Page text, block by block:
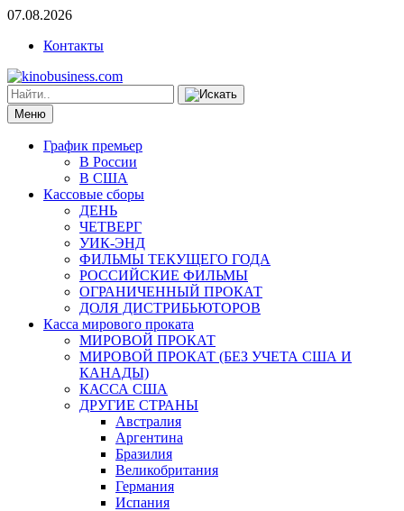
07.08.2026
Контакты
Меню
График премьер
В России
В США
Кассовые сборы
ДЕНЬ
ЧЕТВЕРГ
УИК-ЭНД
ФИЛЬМЫ ТЕКУЩЕГО ГОДА
РОССИЙСКИЕ ФИЛЬМЫ
ОГРАНИЧЕННЫЙ ПРОКАТ
ДОЛЯ ДИСТРИБЬЮТОРОВ
Касса мирового проката
МИРОВОЙ ПРОКАТ
МИРОВОЙ ПРОКАТ (БЕЗ УЧЕТА США И
КАНАДЫ)
КАССА США
ДРУГИЕ СТРАНЫ
Австралия
Аргентина
Бразилия
Великобритания
Германия
Испания